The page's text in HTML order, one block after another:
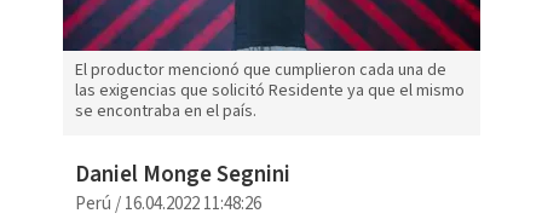
El productor mencionó que cumplieron cada una de
las exigencias que solicitó Residente ya que el mismo
se encontraba en el país.
Daniel Monge Segnini
Perú /16.04.2022 11:48:26